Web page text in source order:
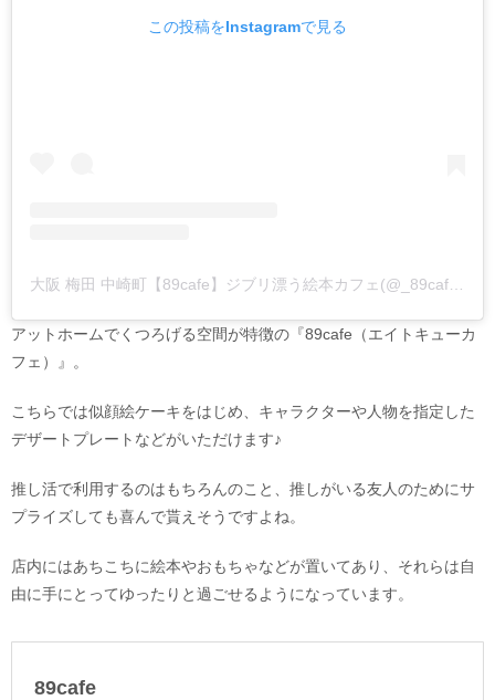
この投稿をInstagramで見る
アットホームでくつろげる空間が特徴の『89cafe（エイトキューカ
フェ）』。
こちらでは似顔絵ケーキをはじめ、キャラクターや人物を指定した
デザートプレートなどがいただけます♪
推し活で利用するのはもちろんのこと、推しがいる友人のためにサ
プライズしても喜んで貰えそうですよね。
店内にはあちこちに絵本やおもちゃなどが置いてあり、それらは自
由に手にとってゆったりと過ごせるようになっています。
89cafe